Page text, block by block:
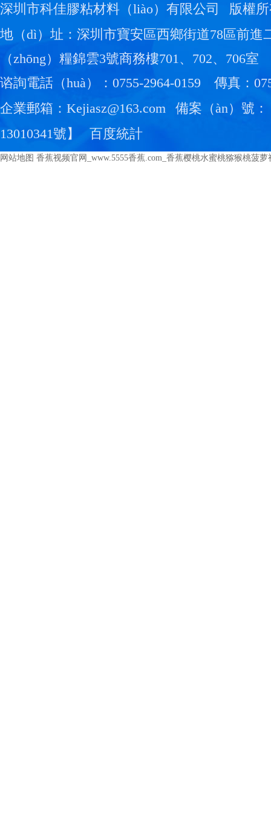
深圳市科佳膠粘材料（liào）有限公司
版權
地（dì）址：深圳市寶安區西鄉街道78區前進
（zhōng）糧錦雲3號商務樓701、702、706室
谘詢電話（huà）：0755-2964-0159
傳真：
企業郵箱：Kejiasz@163.com
備案（àn）號：
13010341號 】 百度統計
网站地图 香蕉视频官网_www.5555香蕉.com_香蕉樱桃水蜜桃猕猴桃菠